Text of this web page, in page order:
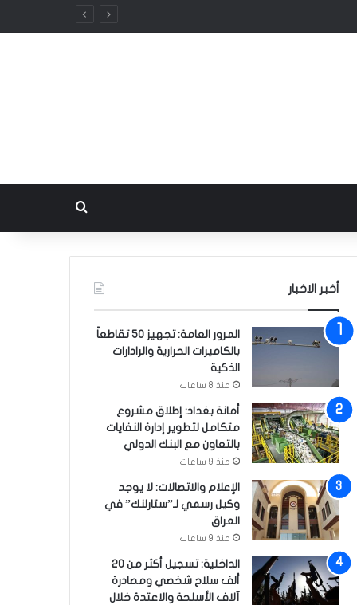
أخبر الاخبار
المرور العامة: تجهيز 50 تقاطعاً
بالكاميرات الحرارية والرادارات
الذكية
منذ 8 ساعات
أمانة بغداد: إطلاق مشروع
متكامل لتطوير إدارة النفايات
بالتعاون مع البنك الدولي
منذ 9 ساعات
الإعلام والاتصالات: لا يوجد
وكيل رسمي لـ”ستارلنك” في
العراق
منذ 9 ساعات
الداخلية: تسجيل أكثر من 20
ألف سلاح شخصي ومصادرة
آلاف الأسلحة والاعتدة خلال